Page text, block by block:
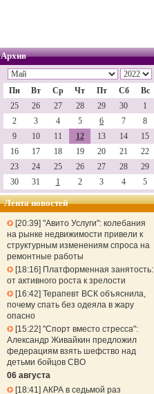
Архив
Пн Вт Ср Чт Пт Сб
Вс
25
26 27 28 29 30
1
2
3 4 5 6 7
8
9
10 11 12 13 14
15
16
17 18 19 20 21
22
23
24 25 26 27 28
29
30
31 1 2 3 4 5
Лента новостей
20:39 "Авито Услуги": колебания
на рынке недвижимости привели к
структурным изменениям спроса на
ремонтные работы
18:16
Платформенная занятость:
от активного роста к зрелости
16:42 Терапевт ВСК объяснила,
почему спать без одеяла в жару
опасно
15:22 "Спорт вместо стресса":
Александр Живайкин предложил
федерациям взять шефство над
детьми бойцов СВО
06 августа
18:41 АКРА в седьмой раз